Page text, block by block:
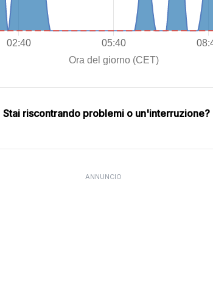
Stai riscontrando problemi o un'interruzione?
ANNUNCIO